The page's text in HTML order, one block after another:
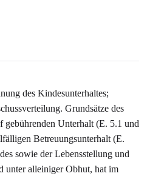
des Kindesunterhaltes;
Grundsätze des
Unterhalt (E. 5.1 und
Betreuungsunterhalt (E.
sowie der Lebensstellung und
unter alleiniger Obhut, hat im